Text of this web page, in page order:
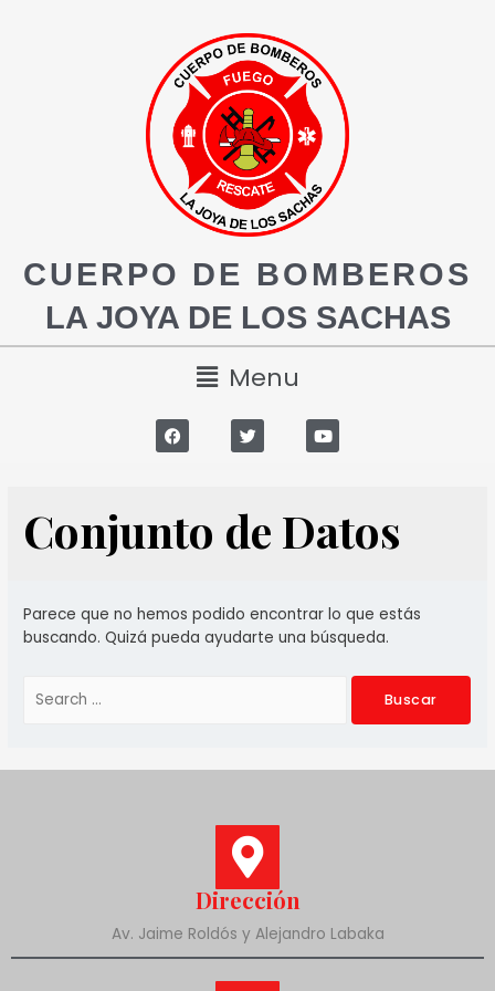
CUERPO DE BOMBEROS
LA JOYA DE LOS SACHAS
Menu
Conjunto de Datos
Parece que no hemos podido encontrar lo que estás
buscando. Quizá pueda ayudarte una búsqueda.
Dirección
Av. Jaime Roldós y Alejandro Labaka